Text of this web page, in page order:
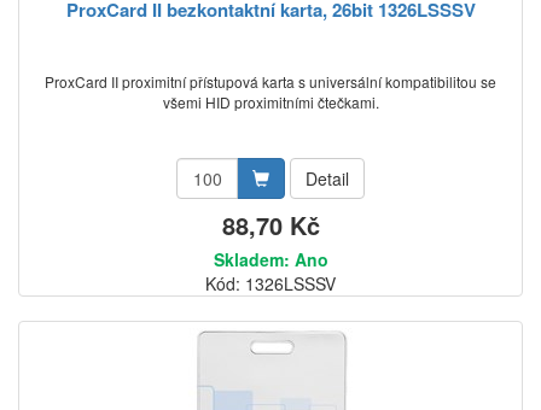
ProxCard II bezkontaktní karta, 26bit 1326LSSSV
ProxCard II proximitní přístupová karta s universální kompatibilitou se
všemi HID proximitními čtečkami.
Detail
88,70 Kč
Skladem: Ano
Kód: 1326LSSSV